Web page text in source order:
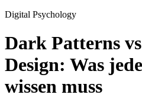
Digital Psychology
Dark Patterns
Design: Was
wissen muss